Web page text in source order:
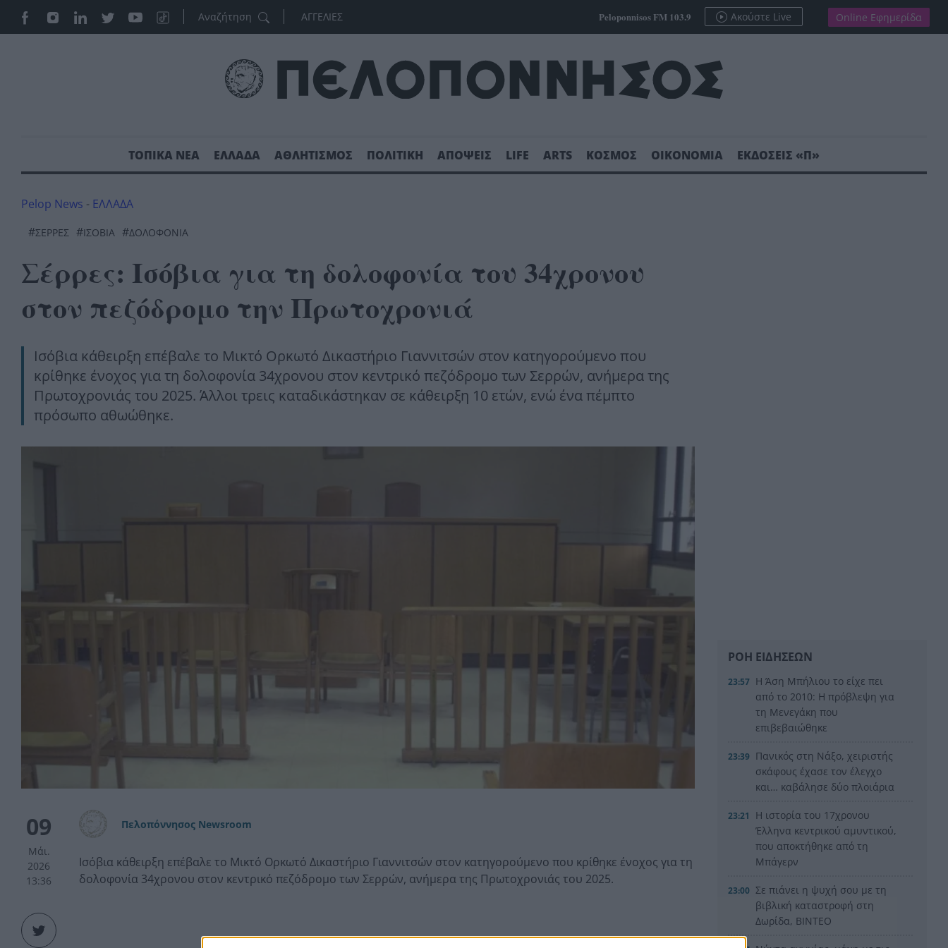
ΑΓΓΕΛΙΕΣ Peloponnisos FM 103.9 Ακούστε Live Online Εφημερίδα
ΤΟΠΙΚΑ ΝΕΑ ΕΛΛΑΔΑ ΑΘΛΗΤΙΣΜΟΣ ΠΟΛΙΤΙΚΗ ΑΠΟΨΕΙΣ LIFE ARTS ΚΟΣΜΟΣ ΟΙΚΟΝΟΜΙΑ ΕΚΔΟΣΕΙΣ «Π»
Pelop News - ΕΛΛΑΔΑ
#ΣΕΡΡΕΣ #ΙΣΌΒΙΑ #ΔΟΛΟΦΟΝΊΑ
Σέρρες: Ισόβια για τη δολοφονία του 34χρονου
στον πεζόδρομο την Πρωτοχρονιά
Ισόβια κάθειρξη επέβαλε το Μικτό Ορκωτό Δικαστήριο Γιαννιτσών στον κατηγορούμενο που
κρίθηκε ένοχος για τη δολοφονία 34χρονου στον κεντρικό πεζόδρομο των Σερρών, ανήμερα της
Πρωτοχρονιάς του 2025. Άλλοι τρεις καταδικάστηκαν σε κάθειρξη 10 ετών, ενώ ένα πέμπτο
πρόσωπο αθωώθηκε.
09
Μάι.
2026
13:36
Πελοπόννησος Newsroom
Ισόβια κάθειρξη επέβαλε το Μικτό Ορκωτό Δικαστήριο Γιαννιτσών στον κατηγορούμενο που κρίθηκε ένοχος για τη
δολοφονία 34χρονου στον κεντρικό πεζόδρομο των Σερρών, ανήμερα της Πρωτοχρονιάς του 2025.
ΡΟΗ ΕΙΔΗΣΕΩΝ
23:57 Η Άση Μπήλιου το είχε πει
από το 2010: Η πρόβλεψη για
τη Μενεγάκη που
επιβεβαιώθηκε
23:39 Πανικός στη Νάξο, χειριστής
σκάφους έχασε τον έλεγχο
και… καβάλησε δύο πλοιάρια
23:21
Η ιστορία του 17χρονου
Έλληνα κεντρικού αμυντικού,
που αποκτήθηκε από τη
Μπάγερν
23:00 Σε πιάνει η ψυχή σου με τη
βιβλική καταστροφή στη
Δωρίδα, ΒΙΝΤΕΟ